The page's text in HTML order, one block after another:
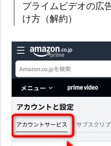
プライムビデオの広
け方（解約）